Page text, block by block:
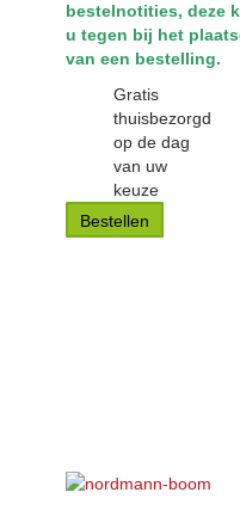
bestelnotities, deze
u tegen bij het
van een bestelling.
Gratis
thuisbezorgd
op de dag
van uw
keuze
Bestellen